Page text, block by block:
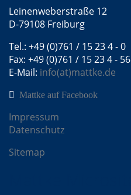
Leinenweberstraße 12
D-79108 Freiburg
Tel.: +49 (0)761 / 15 23 4 - 0
Fax: +49 (0)761 / 15 23 4 - 56
E-Mail: info(at)mattke.de
Mattke auf Facebook
Impressum
Datenschutz
Sitemap